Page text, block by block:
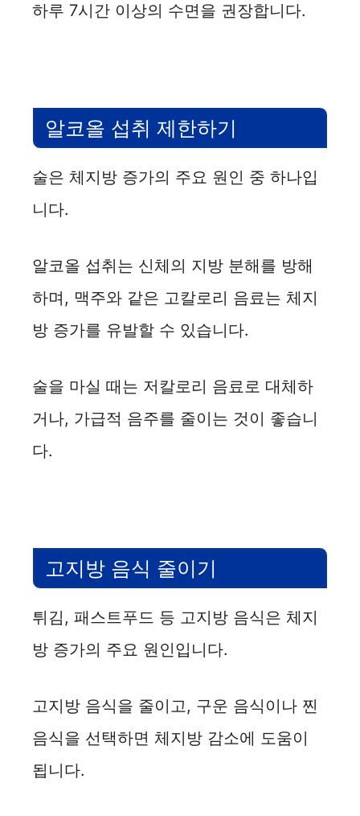
하루 7시간 이상의 수면을 권장합니다.
알코올 섭취 제한하기
술은 체지방 증가의 주요 원인 중 하나입
니다.
알코올 섭취는 신체의 지방 분해를 방해
하며, 맥주와 같은 고칼로리 음료는 체지
방 증가를 유발할 수 있습니다.
술을 마실 때는 저칼로리 음료로 대체하
거나, 가급적 음주를 줄이는 것이 좋습니
다.
고지방 음식 줄이기
튀김, 패스트푸드 등 고지방 음식은 체지
방 증가의 주요 원인입니다.
고지방 음식을 줄이고, 구운 음식이나 찐
음식을 선택하면 체지방 감소에 도움이
됩니다.